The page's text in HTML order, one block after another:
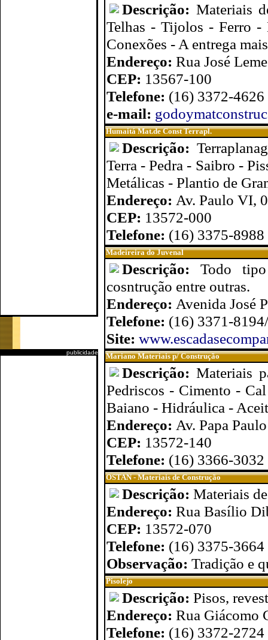
publicidade
Descrição: Materiais
Telhas - Tijolos - Ferro -
Conexões - A entrega
Endereço: Rua José
CEP: 13567-100
Telefone: (16) 3372-
e-mail:
Humaitá Mat.de Const Terrapl.
Descrição:
Terra - Pedra - Saibro -
Metálicas - Plantio de
Endereço: Av. Paulo VI,
CEP: 13572-000
Telefone: (16) 3375-8988
Madeireira do Juvenal
Descrição: Todo
cosntrução entre outras.
Endereço: Avenida José
Telefone: (16) 3371-
Site:
Mariano Materiais p/ Construção
Descrição:Materiais
Pedriscos - Cimento -
Baiano - Hidráulica -
Endereço: Av. Papa
CEP: 13572-140
Telefone: (16) 3366-
OSTAN - Materiais de Construção
Descrição: Materiais
Endereço: Rua Basílio
CEP: 13572-070
Telefone: (16) 3375-3664
Observação: Tradição e
Pisolejo
Descrição: Pisos,
Endereço: Rua Giácomo
Telefone: (16) 3372-